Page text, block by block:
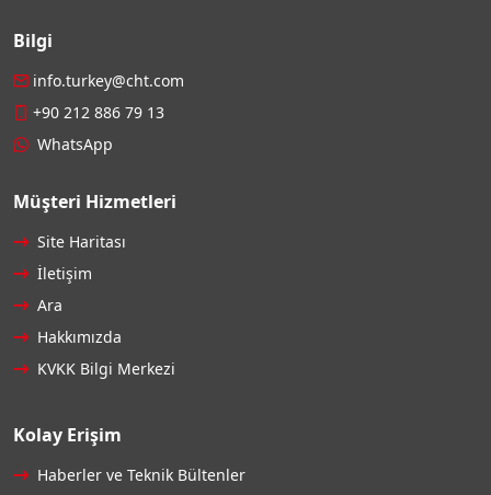
Bilgi
info.turkey@cht.com
+90 212 886 79 13
WhatsApp
Müşteri Hizmetleri
Site Haritası
İletişim
Ara
Hakkımızda
KVKK Bilgi Merkezi
Kolay Erişim
Haberler ve Teknik Bültenler